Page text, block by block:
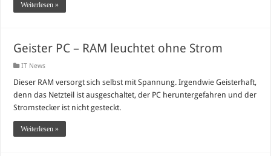
Weiterlesen »
Geister PC – RAM leuchtet ohne Strom
IT News
Dieser RAM versorgt sich selbst mit Spannung. Irgendwie Geisterhaft,
denn das Netzteil ist ausgeschaltet, der PC heruntergefahren und der
Stromstecker ist nicht gesteckt.
Weiterlesen »